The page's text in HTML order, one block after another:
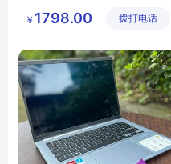
公司
￥ 1798.00 拨打电话